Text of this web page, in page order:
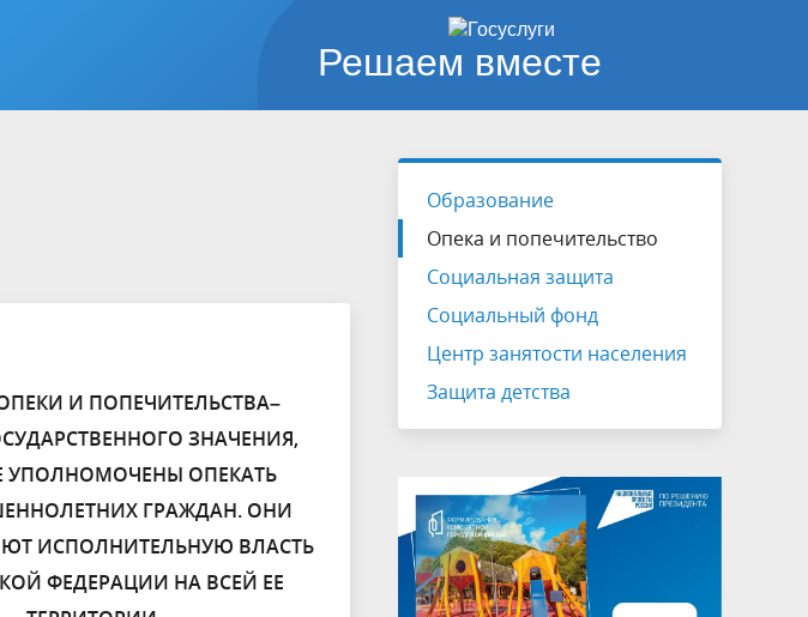
Решаем вместе
И ПОПЕЧИТЕЛЬСТВА–
ЗНАЧЕНИЯ,
УПОЛНОМОЧЕНЫ ОПЕКАТЬ
ГРАЖДАН. ОНИ
ИСПОЛНИТЕЛЬНУЮ ВЛАСТЬ
ФЕДЕРАЦИИ НА ВСЕЙ ЕЕ
Образование
Опека и попечительство
Социальная защита
Социальный фонд
Центр занятости населения
Защита детства